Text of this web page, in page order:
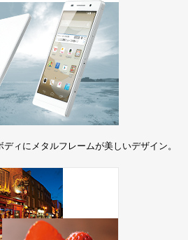
ィにメタルフレームが美しいデザイン。